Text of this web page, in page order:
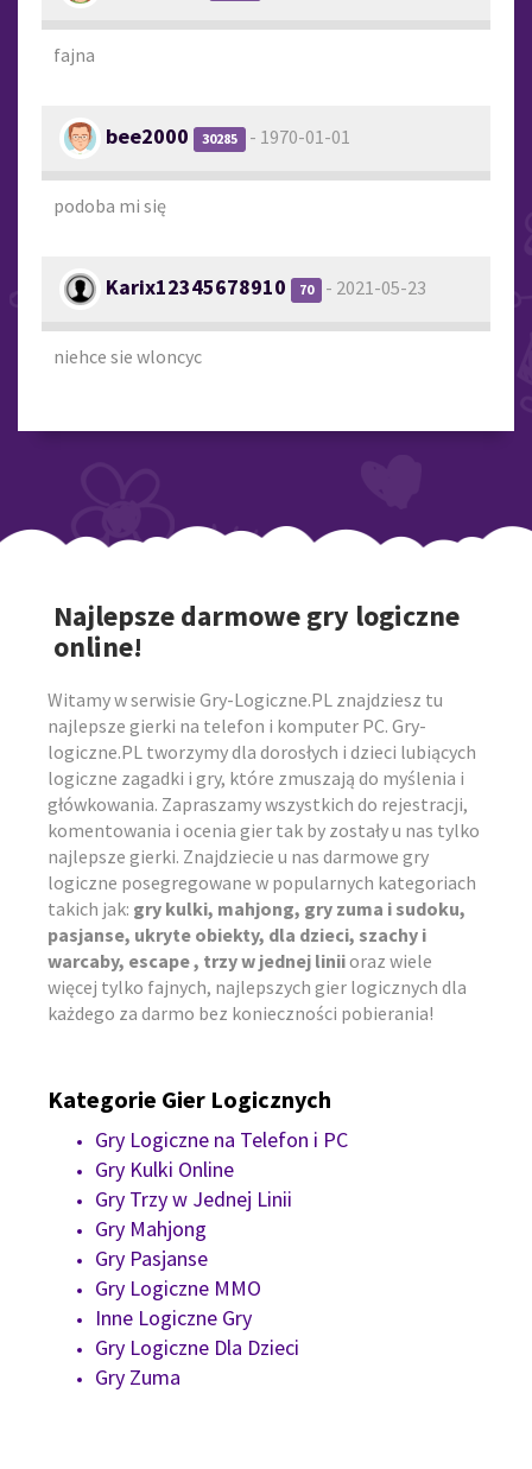
fajna
bee2000 30285 - 1970-01-01
podoba mi się
Karix12345678910 70 - 2021-05-23
niehce sie wloncyc
Najlepsze darmowe gry logiczne
online!
Witamy w serwisie Gry-Logiczne.PL znajdziesz tu
najlepsze gierki na telefon i komputer PC. Gry-
logiczne.PL tworzymy dla dorosłych i dzieci lubiących
logiczne zagadki i gry, które zmuszają do myślenia i
główkowania. Zapraszamy wszystkich do rejestracji,
komentowania i ocenia gier tak by zostały u nas tylko
najlepsze gierki. Znajdziecie u nas darmowe gry
logiczne posegregowane w popularnych kategoriach
takich jak: gry kulki, mahjong, gry zuma i sudoku,
pasjanse, ukryte obiekty, dla dzieci, szachy i
warcaby, escape , trzy w jednej liniioraz wiele
więcej tylko fajnych, najlepszych gier logicznych dla
każdego za darmo bez konieczności pobierania!
Kategorie Gier Logicznych
Gry Logiczne na Telefon i PC
Gry Kulki Online
Gry Trzy w Jednej Linii
Gry Mahjong
Gry Pasjanse
Gry Logiczne MMO
Inne Logiczne Gry
Gry Logiczne Dla Dzieci
Gry Zuma